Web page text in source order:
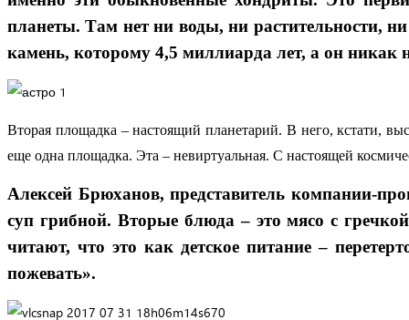
планеты. Там нет ни воды, ни растительности,
камень, которому 4,5 миллиарда лет, а он никак
Вторая площадка – настоящий планетарий. В него, кстати,
еще одна площадка. Эта – невиртуальная. С настоящей
Алексей Брюханов, представитель компании-
суп грибной. Вторые блюда – это мясо с
читают, что это как детское питание –
пожевать».